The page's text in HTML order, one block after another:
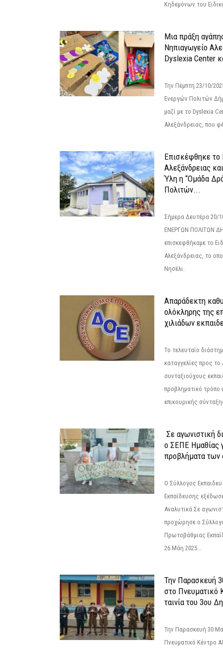
Κηδεμόνων του
Μια πράξη
Νηπιαγωγείο
Dyslexia Center
Την Πέμπτη 23/10/
Ενεργών Πολιτών
μαζί με το Dyslexia
Αλεξάνδρειας, που
Επισκέφθηκε το
Αλεξάνδρειας
Ύλη η “Ομάδα
Πολιτών...
Σήμερα Δευτέρα
ΕΝΕΡΓΩΝ ΠΟΛΙΤΩΝ
επισκεφθήκαμε το
Αλεξάνδρειας, το
Νησέλι.
Απαράδεκτη
ολόκληρης της
χιλιάδων
Το τελευταίο
καταγγελίες προς
συνταξιούχους
προβληματικό τρόπο
επικουρικής
Σε αγωνιστική
ο ΣΕΠΕ Ημαθίας
προβλήματα των
Ο Σύλλογος
Εκπαίδευσης
Αναλυτικά Σε
προχώρησε ο
Πρωτοβάθμιας
26 Μάη 2025...
Την Παρασκευή
στο Πνευματικό
ταινία του 3ου
Την Παρασκευή 30
Πνευματικό Κέντρο